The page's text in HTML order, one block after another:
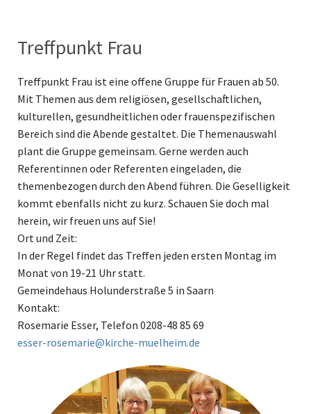
Treffpunkt Frau
Treffpunkt Frau ist eine offene Gruppe für Frauen ab 50.
Mit Themen aus dem religiösen, gesellschaftlichen,
kulturellen, gesundheitlichen oder frauenspezifischen
Bereich sind die Abende gestaltet. Die Themenauswahl
plant die Gruppe gemeinsam. Gerne werden auch
Referentinnen oder Referenten eingeladen, die
themenbezogen durch den Abend führen. Die Geselligkeit
kommt ebenfalls nicht zu kurz. Schauen Sie doch mal
herein, wir freuen uns auf Sie!
Ort und Zeit:
In der Regel findet das Treffen jeden ersten Montag im
Monat von 19-21 Uhr statt.
Gemeindehaus Holunderstraße 5 in Saarn
Kontakt:
Rosemarie Esser, Telefon 0208-48 85 69
esser-rosemarie@kirche-muelheim.de